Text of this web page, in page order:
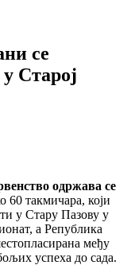
се
Старој
одржава се
60 такмичара, који
у Стару Пазову у
а Република
међу
успеха до сада.